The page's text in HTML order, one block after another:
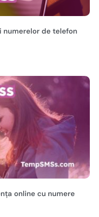
numerelor de telefon
online cu numere